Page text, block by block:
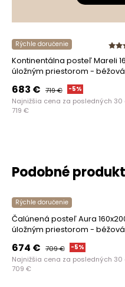
Ako zhromažďujeme
Rýchle doručenie
Kontinentálna posteľ Mareli
úložným priestorom -
683 € 719€ -5%
Najnižšia cena za posledných 30
719 €
Podobné
Rýchle doručenie
Čalúnená posteľ Aura
úložným priestorom -
674 € 709€ -5%
Najnižšia cena za posledných 30
709 €